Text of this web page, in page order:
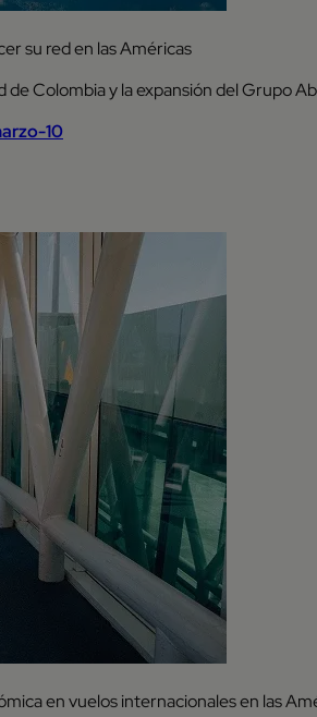
su red en las Américas
Colombia y la expansión del Grupo
10
en vuelos internacionales en las